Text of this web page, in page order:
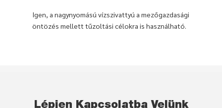
Igen, a nagynyomású vízszivattyú a mezőgazdasági
öntözés mellett tűzoltási célokra is használható.
Lépjen Kapcsolatba Velünk